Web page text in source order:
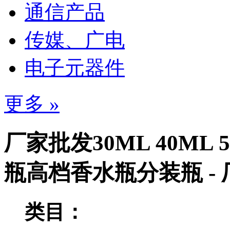
通信产品
传媒、广电
电子元器件
更多 »
厂家批发30ML 40ML
瓶高档香水瓶分装瓶 -
类目：